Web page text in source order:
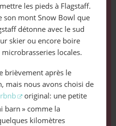
les pieds à Flagstaff.
son mont Snow Bowl que
détonne avec le sud
skier ou encore boire
locales.
brièvement après le
mais nous avons choisi de
original: une petite
barn » comme la
kilomètres